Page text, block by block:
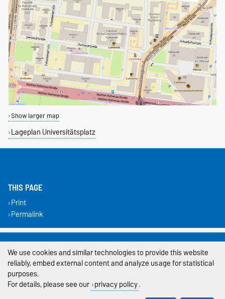
Show larger map
Lageplan Universitätsplatz
THIS PAGE
Print
Permalink
Privacy Policy
Accessibility
We use cookies and similar technologies to provide this website
reliably, embed external content and analyze usage for statistical
purposes.
For details, please see our privacy policy.